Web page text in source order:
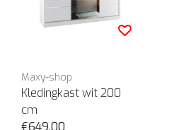
Maxy-shop
Kledingkast wit 200
cm
€649,00